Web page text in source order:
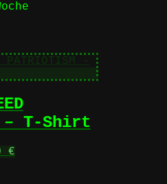
– T-Shirt
€